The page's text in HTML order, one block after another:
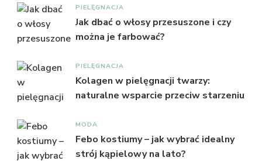
PIELĘGNACJA
Jak dbać o włosy przesuszone i czy
można je farbować?
PIELĘGNACJA
Kolagen w pielęgnacji twarzy:
naturalne wsparcie przeciw starzeniu
MODA
Febo kostiumy – jak wybrać idealny
strój kąpielowy na lato?